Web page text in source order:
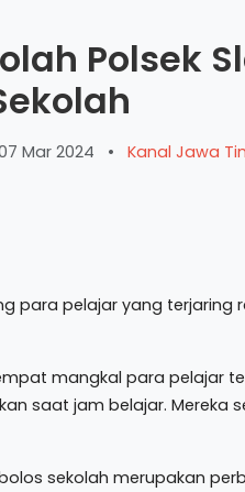
Polsek
Mar 2024 • Kanal Jawa
para pelajar yang terjaring
mangkal para pelajar
saat jam belajar. Mereka
bolos sekolah merupakan